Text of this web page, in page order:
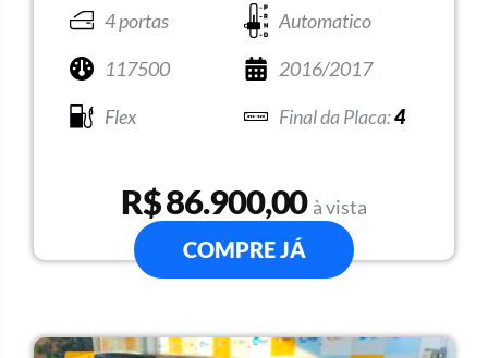
4 portas
Automatico
117500
2016/2017
Flex
4
R$ 86.900,00 à vista
COMPRE JÁ